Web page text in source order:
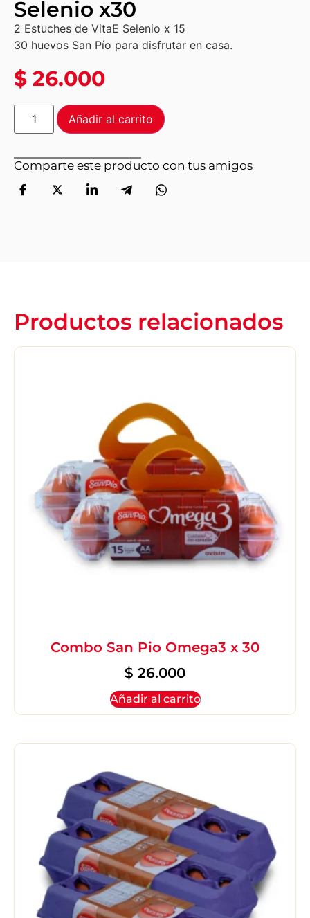
Selenio x30
2 Estuches de VitaE Selenio x 15
30 huevos San Pío para disfrutar en casa.
$ 26.000
Añadir al carrito
Comparte este producto con tus amigos
Productos relacionados
Combo San Pio Omega3 x 30
$ 26.000
Añadir al carrito